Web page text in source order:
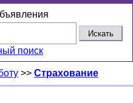
поиск
>> Страхование